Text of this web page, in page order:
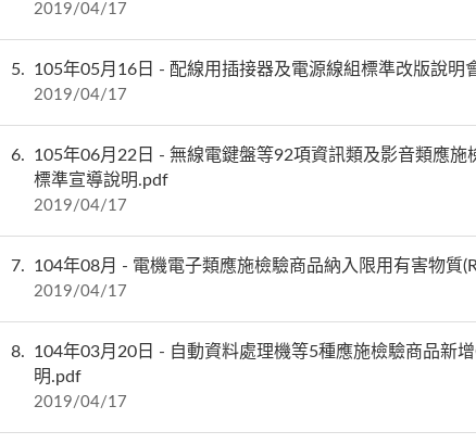
2019/04/17
5 105年05月16日 - 配線用插接器及電源線組標準改版說明
2019/04/17
6
105年06月22日 - 無線電鍵盤等92項資訊類及影音類應
標準宣導說明.pdf
2019/04/17
7 104年08月 - 電機電子類應施檢驗商品納入限用有害物質
2019/04/17
8
104年03月20日 - 自動資料處理機等5種應施檢驗商品新
明.pdf
2019/04/17